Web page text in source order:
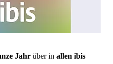
Jahr über in allen ibis